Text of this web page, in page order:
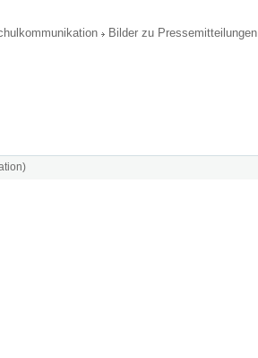
Bilder zu Pressemitteilungen